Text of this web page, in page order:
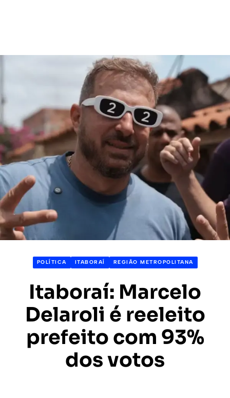
POLÍTICA ITABORAÍ REGIÃO METROPOLITANA
Itaboraí: Marcelo
Delaroli é reeleito
prefeito com 93%
dos votos